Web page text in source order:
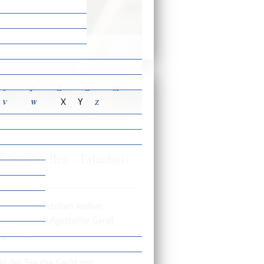
I J K L
M
V W X Y Z
aufstellen - Erlaubnis
aufstellen wollen,
jedes aufgestellte Gerät
ist.